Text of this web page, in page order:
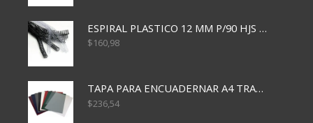
ESPIRAL PLASTICO 12 MM P/90 HJS X50X1500
$160,98
TAPA PARA ENCUADERNAR A4 TRANSP x50x500
$236,54